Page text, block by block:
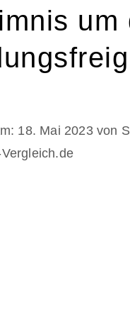
um
18. Mai 2023 von